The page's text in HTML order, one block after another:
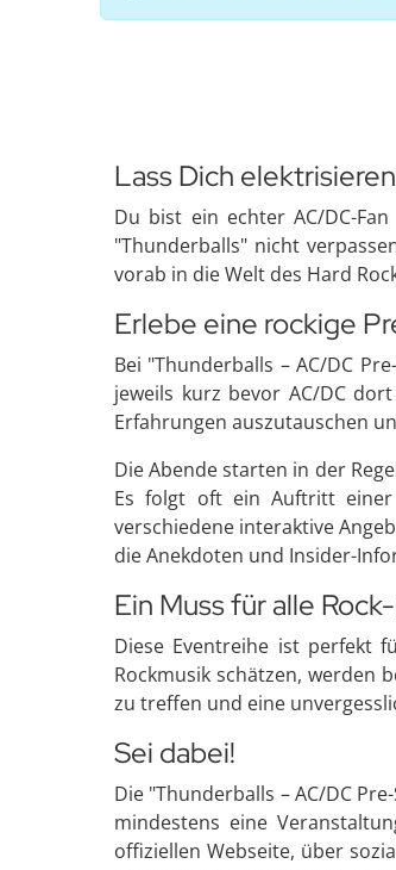
Lass Dich
Du bist ein echter AC/DC-
"Thunderballs" nicht
vorab in die Welt des Hard
Erlebe eine rockige
Bei "Thunderballs – AC/DC
jeweils kurz bevor AC/DC
Erfahrungen auszutauschen
Die Abende starten in der
Es folgt oft ein Auftritt einer
verschiedene interaktive
die Anekdoten und Insider-
Ein Muss für alle
Diese Eventreihe ist perfekt
Rockmusik schätzen, werden
zu treffen und eine
Sei dabei!
Die "Thunderballs – AC/DC
mindestens eine
offiziellen Webseite, über